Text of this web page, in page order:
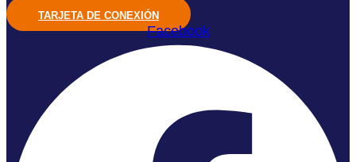
TARJETA DE CONEXIÓN
Facebook